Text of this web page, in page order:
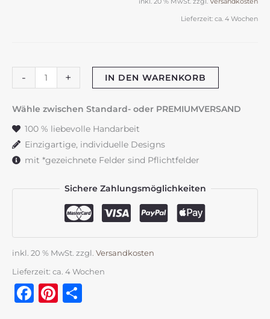
Lieferzeit: ca. 4 Wochen
-
Taufkerze
"Flowerloop"zartrosa
&
Rustikkerze
Menge
+ IN DEN WARENKORB
Wähle zwischen Standard- oder PREMIUMVERSAND
100 % liebevolle Handarbeit
Einzigartige, individuelle Designs
mit *gezeichnete Felder sind Pflichtfelder
Sichere Zahlungsmöglichkeiten
inkl. 20 % MwSt. zzgl. Versandkosten
Lieferzeit: ca. 4 Wochen
Facebook
Pinterest